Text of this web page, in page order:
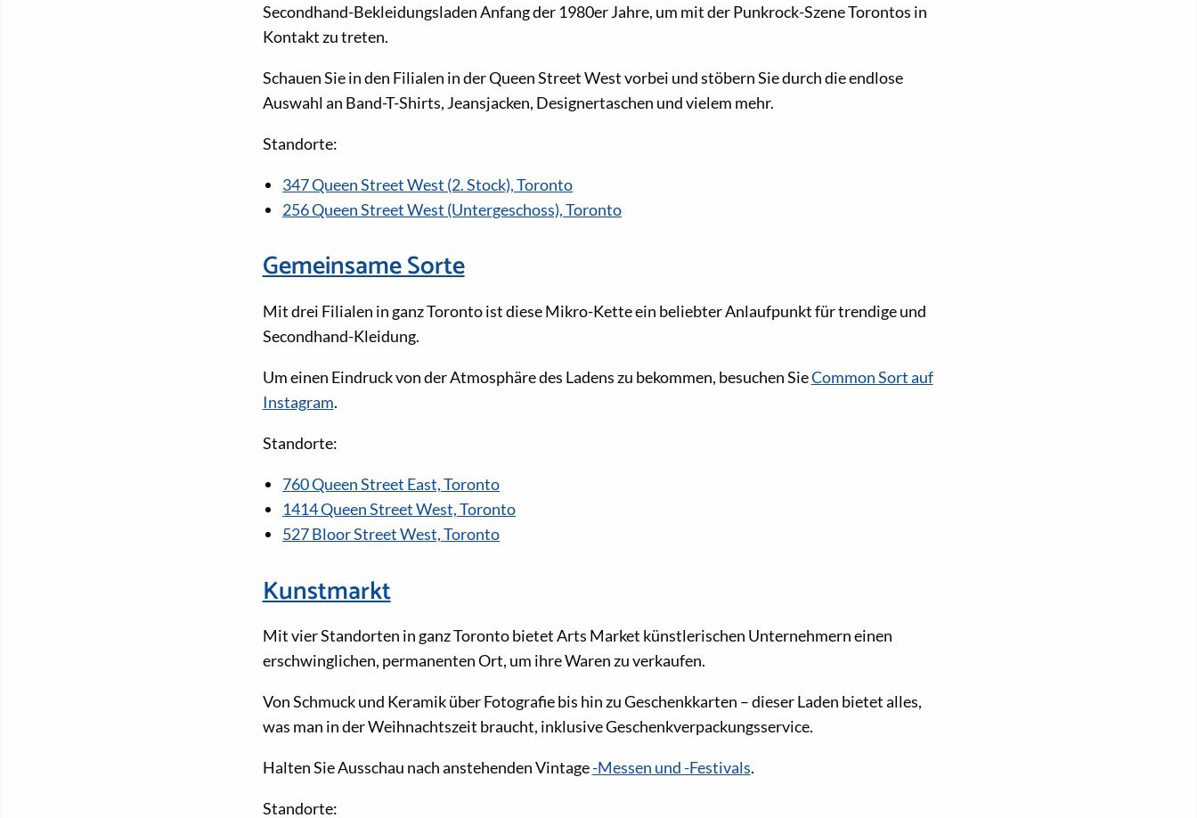
Secondhand-Bekleidungsladen Anfang der 1980er Jahre, um mit der Punkrock-Szene Torontos in
Kontakt zu treten.
Schauen Sie in den Filialen in der Queen Street West vorbei und stöbern Sie durch die endlose
Auswahl an Band-T-Shirts, Jeansjacken, Designertaschen und vielem mehr.
Standorte:
347 Queen Street West (2. Stock), Toronto
256 Queen Street West (Untergeschoss), Toronto
Gemeinsame Sorte
Mit drei Filialen in ganz Toronto ist diese Mikro-Kette ein beliebter Anlaufpunkt für trendige und
Secondhand-Kleidung.
Um einen Eindruck von der Atmosphäre des Ladens zu bekommen, besuchen SieCommon Sort auf
Instagram.
Standorte:
760 Queen Street East, Toronto
1414 Queen Street West, Toronto
527 Bloor Street West, Toronto
Kunstmarkt
Mit vier Standorten in ganz Toronto bietet Arts Market künstlerischen Unternehmern einen
erschwinglichen, permanenten Ort, um ihre Waren zu verkaufen.
Von Schmuck und Keramik über Fotografie bis hin zu Geschenkkarten – dieser Laden bietet alles,
was man in der Weihnachtszeit braucht, inklusive Geschenkverpackungsservice.
Halten Sie Ausschau nach anstehenden Vintage-Messen und -Festivals.
Standorte: